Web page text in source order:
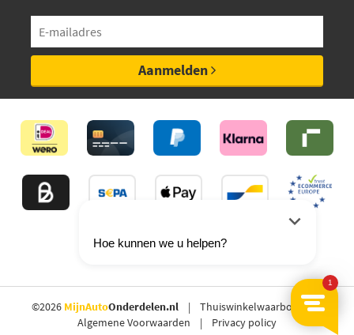
Aanmelden
©2026 MijnAutoOnderdelen.nl
Thuiswinkelwaarborg
Algemene Voorwaarden
Privacy policy